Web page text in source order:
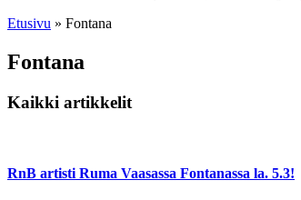
Etusivu » Fontana
Fontana
Kaikki artikkelit
RnB artisti Ruma Vaasassa Fontanassa la. 5.3!